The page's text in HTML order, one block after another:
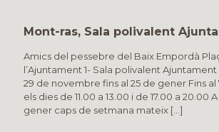
Mont-ras, Sala polivalent
Amics del pessebre del Baix Empordà
l’Ajuntament 1- Sala polivalent
29 de novembre fins al 25 de gener Fins
els dies de 11.00 a 13.00 i de 17.00 a 20.00
gener caps de setmana mateix […]